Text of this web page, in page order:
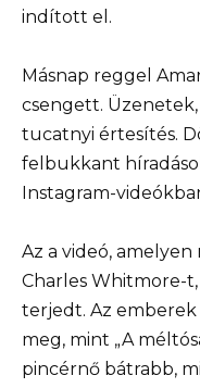
indított el.
Másnap reggel
csengett.
tucatnyi értesítés.
felbukkant
Instagram-
Az a videó,
Charles Whitmore-
terjedt. Az
meg, mint „A
pincérnő bátrabb,